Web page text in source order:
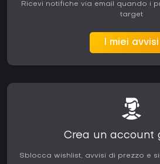
Ricevi notifiche via email quando i
target
I miei avvisi
Crea un account
Sblocca wishlist, avvisi di prezzo e